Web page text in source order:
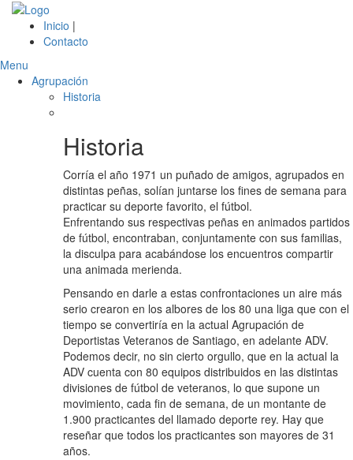
Inicio |
Contacto
Menu
Agrupación
Historia
Historia
Corría el año 1971 un puñado de amigos, agrupados en
distintas peñas, solían juntarse los fines de semana para
practicar su deporte favorito, el fútbol.
Enfrentando sus respectivas peñas en animados partidos
de fútbol, encontraban, conjuntamente con sus familias,
la disculpa para acabándose los encuentros compartir
una animada merienda.
Pensando en darle a estas confrontaciones un aire más
serio crearon en los albores de los 80 una liga que con el
tiempo se convertiría en la actual Agrupación de
Deportistas Veteranos de Santiago, en adelante ADV.
Podemos decir, no sin cierto orgullo, que en la actual la
ADV cuenta con 80 equipos distribuidos en las distintas
divisiones de fútbol de veteranos, lo que supone un
movimiento, cada fin de semana, de un montante de
1.900 practicantes del llamado deporte rey. Hay que
reseñar que todos los practicantes son mayores de 31
años.